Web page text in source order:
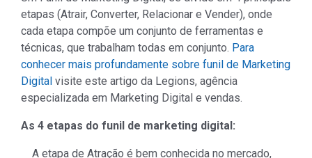
etapas (Atrair, Converter, Relacionar e Vender), onde
cada etapa compõe um conjunto de ferramentas e
técnicas, que trabalham todas em conjunto. Para
conhecer mais profundamente sobre funil de Marketing
Digital visite este artigo da Legions, agência
especializada em Marketing Digital e vendas.
As 4 etapas do funil de marketing digital:
A etapa de Atração é bem conhecida no mercado,